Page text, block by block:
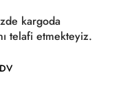
kargoda
telafi etmekteyiz.